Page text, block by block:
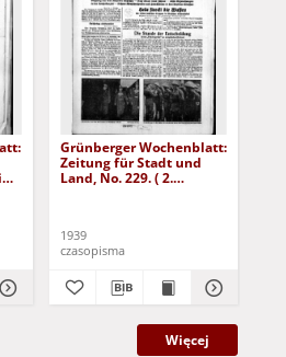
Grünberger Wochenblatt:
Zeitung für Stadt und
Land, No. 229. ( 2.
1939
czasopisma
Więcej